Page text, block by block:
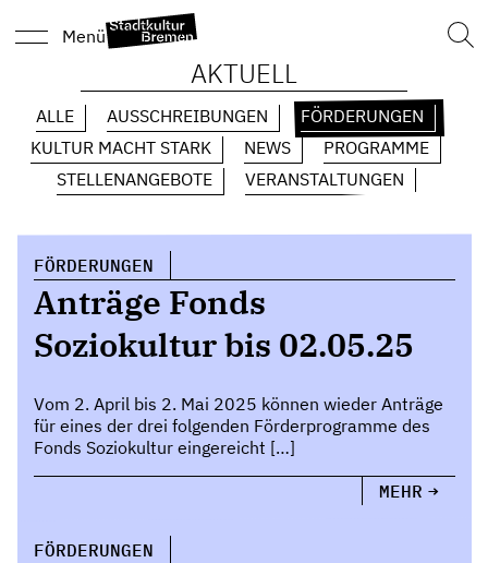
Menü
AKTUELL
ALLE AUSSCHREIBUNGEN
FÖRDERUNGEN
KULTUR MACHT STARK
NEWS
PROGRAMME
STELLENANGEBOTE
VERANSTALTUNGEN
FÖRDERUNGEN
Anträge Fonds
Soziokultur bis 02.05.25
Vom 2. April bis 2. Mai 2025 können wieder Anträge
für eines der drei folgenden Förderprogramme des
Fonds Soziokultur eingereicht […]
MEHR
FÖRDERUNGEN